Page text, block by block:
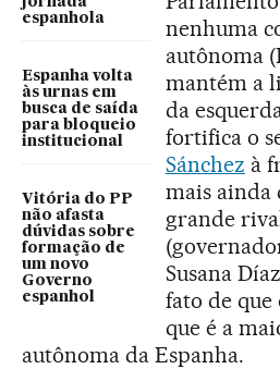
espanhola
Espanha volta
às urnas em
busca de saída
para bloqueio
institucional
Vitória do PP
não afasta
dúvidas sobre
formação de
um novo
Governo
espanhol
nenhuma
autônoma
mantém a
da
fortifica o
Sánchez à
mais ainda
grande
Susana
fato de que
que é a
autônoma da Espanha.